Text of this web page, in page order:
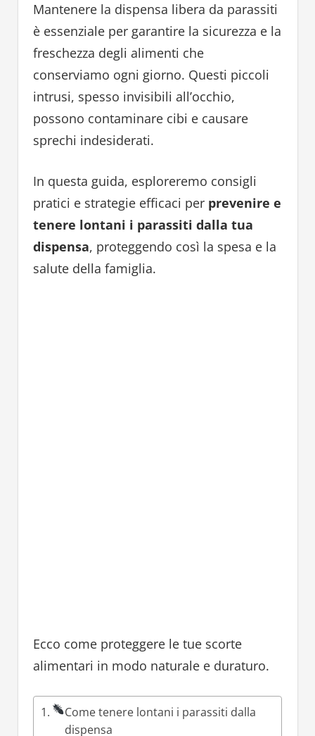
Mantenere la dispensa libera da parassiti
è essenziale per garantire la sicurezza e la
freschezza degli alimenti che
conserviamo ogni giorno. Questi piccoli
intrusi, spesso invisibili all’occhio,
possono contaminare cibi e causare
sprechi indesiderati.
In questa guida, esploreremo consigli
pratici e strategie efficaci per prevenire e
tenere lontani i parassiti dalla tua
dispensa, proteggendo così la spesa e la
salute della famiglia.
Ecco come proteggere le tue scorte
alimentari in modo naturale e duraturo.
Come tenere lontani i parassiti dalla
dispensa